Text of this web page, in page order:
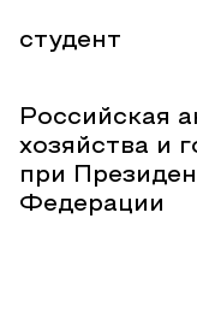
студент
Российская
хозяйства и
при
Федерации